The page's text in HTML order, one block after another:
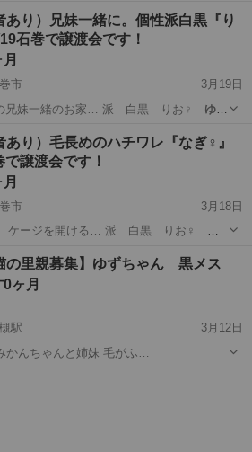
あり）兄妹一緒に。個性派白黒『り
石巻で譲渡会です！
市
3月19日
兄妹一緒のお家… 派 白黒 りお♀ ゆず
ゆず
あり）毛長めのハチワレ『なぎ♀』
で譲渡会です！
市
3月18日
ージを開ける… 派 白黒 りお♀ ゆ
ゆず
の里親募集】ゆずちゃん 黒メス
ヶ月
駅
3月12日
ちゃん みかんちゃんと姉妹 毛がふ…